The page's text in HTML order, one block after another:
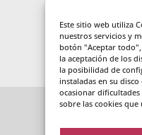
Este sitio web utiliza
nuestros servicios y
botón "Aceptar todo",
la aceptación de los
la posibilidad de
instaladas en su
ocasionar
sobre las cookies